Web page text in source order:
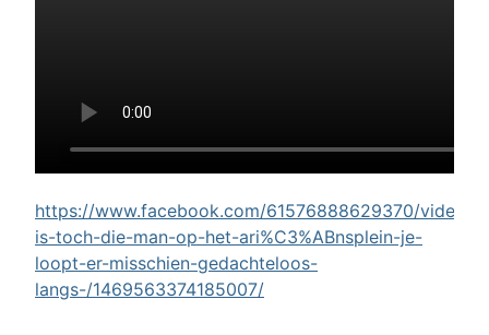
https://www.facebook.com/61576888629370/videos/
is-toch-die-man-op-het-ari%C3%ABnsplein-je-
loopt-er-misschien-gedachteloos-
langs-/1469563374185007/